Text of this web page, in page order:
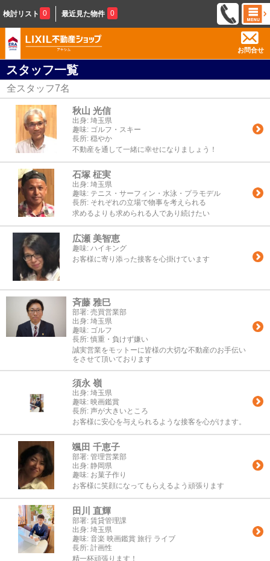
検討リスト 0 最近見た物件 0
お問合せ
スタッフ一覧
全スタッフ7名
秋山 光信
出身: 埼玉県
趣味: ゴルフ・スキー
長所: 穏やか
不動産を通して一緒に幸せになりましょう！
石塚 柾実
出身: 埼玉県
趣味: テニス・サーフィン・水泳・プラモデル
長所: それぞれの立場で物事を考えられる
求めるよりも求められる人であり続けたい
広瀬 美智恵
趣味: ハイキング
お客様に寄り添った接客を心掛けています
斉藤 雅巳
部署: 売買営業部
出身: 埼玉県
趣味: ゴルフ
長所: 慎重・負けず嫌い
誠実営業をモットーに皆様の大切な不動産のお手伝い
をさせて頂いております
須永 嶺
出身: 埼玉県
趣味: 映画鑑賞
長所: 声が大きいところ
お客様に安心を与えられるような接客を心がけます。
颯田 千恵子
部署: 管理営業部
出身: 静岡県
趣味: お菓子作り
お客様に笑顔になってもらえるよう頑張ります
田川 直輝
部署: 賃貸管理課
出身: 埼玉県
趣味: 音楽 映画鑑賞 旅行 ライブ
長所: 計画性
精一杯頑張ります！